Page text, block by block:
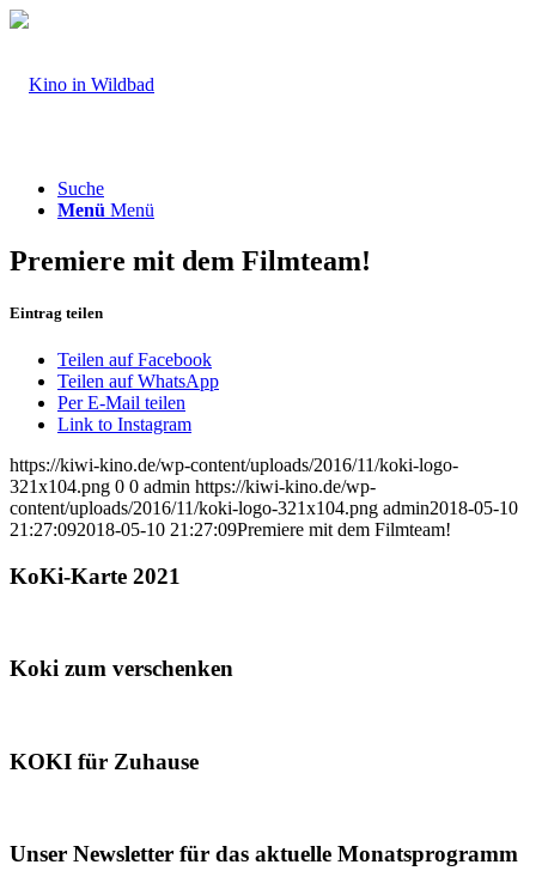
Suche
Menü Menü
Premiere mit dem Filmteam!
Eintrag teilen
Teilen auf Facebook
Teilen auf WhatsApp
Per E-Mail teilen
Link to Instagram
https://kiwi-kino.de/wp-content/uploads/2016/11/koki-logo-
321x104.png 0 0 admin https://kiwi-kino.de/wp-
content/uploads/2016/11/koki-logo-321x104.png admin2018-05-10
21:27:092018-05-10 21:27:09Premiere mit dem Filmteam!
KoKi-Karte 2021
Koki zum verschenken
KOKI für Zuhause
Unser Newsletter für das aktuelle Monatsprogramm